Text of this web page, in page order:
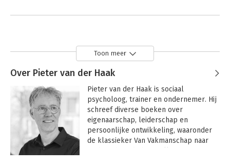
Toon meer
Over Pieter van der Haak
Pieter van der Haak is sociaal
psycholoog, trainer en ondernemer. Hij
schreef diverse boeken over
eigenaarschap, leiderschap en
persoonlijke ontwikkeling, waaronder
de klassieker Van Vakmanschap naar